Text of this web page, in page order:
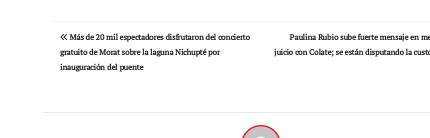
Navegación
de
entradas
Más de 20 mil espectadores disfrutaron del concierto
gratuito de Morat sobre la laguna Nichupté por
inauguración del puente
Paulina Rubio sube fuerte mensaje en
juicio con Colate; se están disputando la